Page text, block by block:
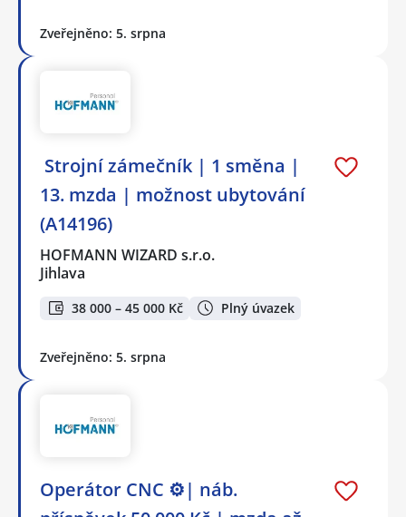
Zveřejněno: 5. srpna
️ Strojní zámečník | 1 směna |
13. mzda | možnost ubytování
(A14196)
HOFMANN WIZARD s.r.o.
Jihlava
38 000 – 45 000 Kč Plný úvazek
Zveřejněno: 5. srpna
Operátor CNC ⚙️| náb.